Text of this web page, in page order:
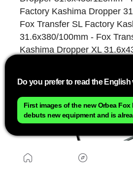
Factory Kashima Dropper
Fox Transfer SL Factory
31.6x380/100mm - Fox
Kashima Dropper XL
Sillín Prologo Nago R4
Orbea Alma M-TEAM AXS
Do you prefer to read the
First images of the new Orbea Fox
debuts new equipment and is